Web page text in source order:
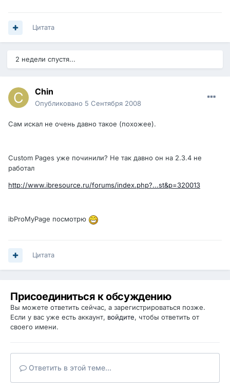
Цитата
2 недели спустя...
Chin
Опубликовано 5 Сентября 2008
Сам искал не очень давно такое (похожее).
Custom Pages уже починили? Не так давно он на 2.3.4 не
работал
http://www.ibresource.ru/forums/index.php?...st&p=320013
ibProMyPage посмотрю
Цитата
Присоединиться к обсуждению
Вы можете ответить сейчас, а зарегистрироваться позже.
Если у вас уже есть аккаунт, войдите, чтобы ответить от
своего имени.
Ответить в этой теме...